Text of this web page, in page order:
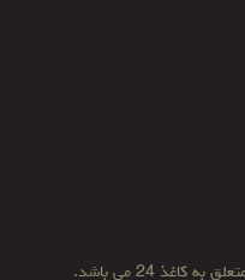
24 می باشد.